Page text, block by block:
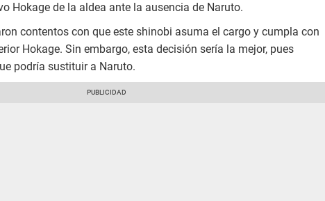
Hokage de la aldea ante la ausencia de Naruto.
contentos con que este shinobi asuma el cargo y cumpla con
Hokage. Sin embargo, esta decisión sería la mejor, pues
podría sustituir a Naruto.